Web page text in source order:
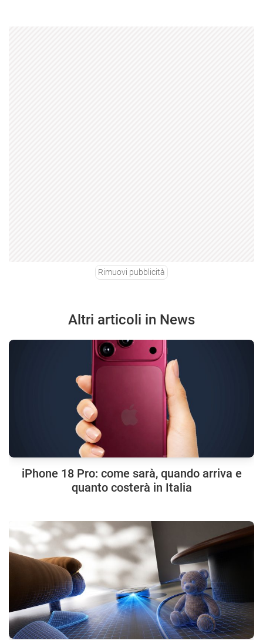
Rimuovi pubblicità
Altri articoli in News
iPhone 18 Pro: come sarà, quando arriva e
quanto costerà in Italia